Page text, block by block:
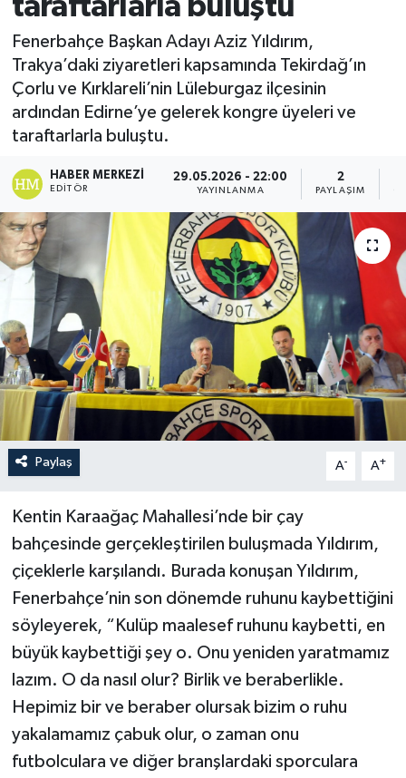
taraftarlarla buluştu
Fenerbahçe Başkan Adayı Aziz Yıldırım,
Trakya’daki ziyaretleri kapsamında Tekirdağ’ın
Çorlu ve Kırklareli’nin Lüleburgaz ilçesinin
ardından Edirne’ye gelerek kongre üyeleri ve
taraftarlarla buluştu.
HABER MERKEZI
EDITÖR
29.05.2026 - 22:00
YAYINLANMA
2
PAYLAŞIM
Paylaş A- A+
Kentin Karaağaç Mahallesi’nde bir çay
bahçesinde gerçekleştirilen buluşmada Yıldırım,
çiçeklerle karşılandı. Burada konuşan Yıldırım,
Fenerbahçe’nin son dönemde ruhunu kaybettiğini
söyleyerek, “Kulüp maalesef ruhunu kaybetti, en
büyük kaybettiği şey o. Onu yeniden yaratmamız
lazım. O da nasıl olur? Birlik ve beraberlikle.
Hepimiz bir ve beraber olursak bizim o ruhu
yakalamamız çabuk olur, o zaman onu
futbolculara ve diğer branşlardaki sporculara